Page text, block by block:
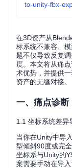
to-unity-fbx-
在3D资产从
标系统不兼容、
题不仅导致反复
度。本文将从痛
术优势，并提供
资产的无缝对接。
一、痛点诊断
1.1 坐标系统差异
当你在Unity中导
型倾斜90度或完
坐标系与Unity的
案需要手动在导